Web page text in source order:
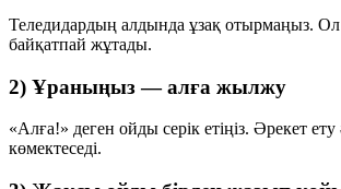
Теледидардың алдында ұзақ отырмаңыз.
байқатпай жұтады.
2) Ұраныңыз — алға жылжу
«Алға!» деген ойды серік етіңіз. Әрекет
көмектеседі.